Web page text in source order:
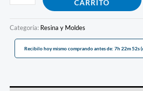
CARRITO
Categoría: Resina y Moldes
Recibilo hoy mismo comprando antes de: 7h 22m 52s